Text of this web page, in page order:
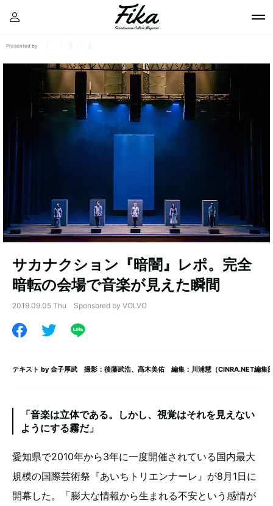
Presented by
サカナクション『暗闇』レポ。完全
暗転の会場で音楽が見えた瞬間
2019.09.05 Thu Sponsored by VOLVO
テキスト by 金子厚武 撮影：後藤武浩、髙木美佑 編集：川浦慧（CINRA.NET編集
「音楽は立体である。しかし、視覚はそれを見えない
ようにする霧だ」
愛知県で2010年から3年に一度開催されている国内最大
規模の国際芸術祭『あいちトリエンナーレ』が8月1日に
開幕した。「膨大な情報から生まれる不安という感情が